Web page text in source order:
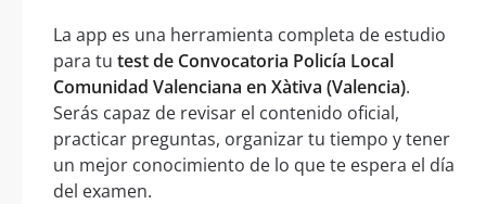
La app es una herramienta completa de estudio
para tu test de Convocatoria Policía Local
Comunidad Valenciana en Xàtiva (Valencia).
Serás capaz de revisar el contenido oficial,
practicar preguntas, organizar tu tiempo y tener
un mejor conocimiento de lo que te espera el día
del examen.